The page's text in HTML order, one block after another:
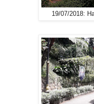
19/07/2018: